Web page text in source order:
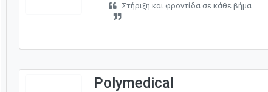
Στήριξη και φροντίδα σε κάθε βήμα...
Polymedical